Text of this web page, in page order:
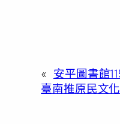
« 安平圖書館
臺南推原民文